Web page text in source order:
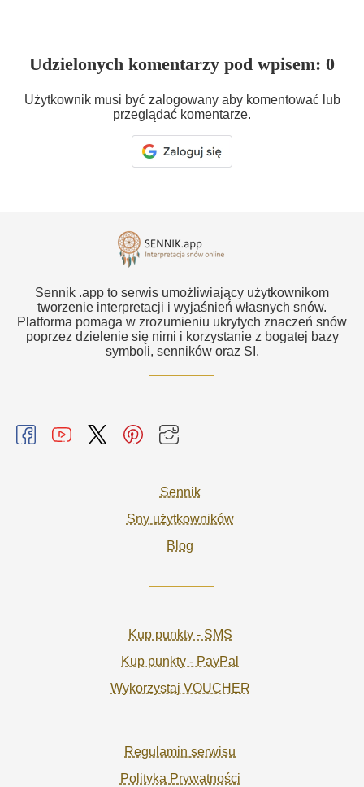
Udzielonych komentarzy pod wpisem: 0
Użytkownik musi być zalogowany aby komentować lub
przeglądać komentarze.
Sennik .app to serwis umożliwiający użytkownikom
tworzenie interpretacji i wyjaśnień własnych snów.
Platforma pomaga w zrozumieniu ukrytych znaczeń snów
poprzez dzielenie się nimi i korzystanie z bogatej bazy
symboli, senników oraz SI.
Sennik
Sny użytkowników
Blog
Kup punkty - SMS
Kup punkty - PayPal
Wykorzystaj VOUCHER
Regulamin serwisu
Polityka Prywatności